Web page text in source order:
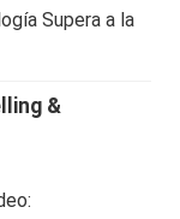
Supera a la
&